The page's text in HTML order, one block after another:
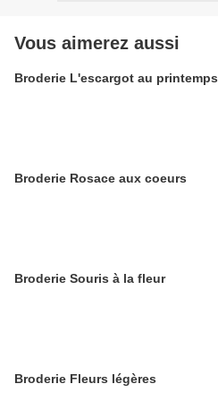
Vous aimerez aussi
Broderie L'escargot au printemps
Broderie Rosace aux coeurs
Broderie Souris à la fleur
Broderie Fleurs légères